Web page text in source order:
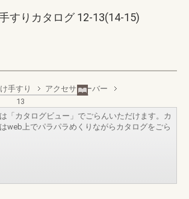
すりカタログ 12-13(14-15)
手すり
アクセサリーバー
13
「カタログビュー」でごらんいただけます。カ
web上でパラパラめくりながらカタログをごら